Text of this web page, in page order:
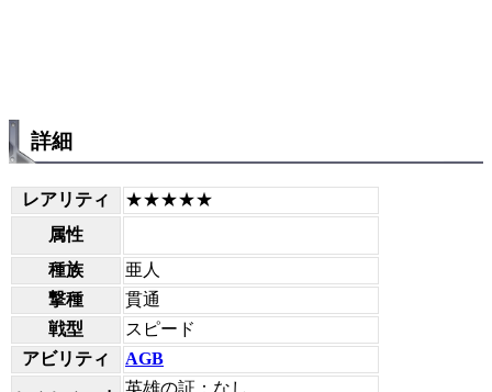
詳細
レアリティ
★★★★★
属性
種族
亜人
撃種
貫通
戦型
スピード
アビリティ
AGB
英雄の証：なし